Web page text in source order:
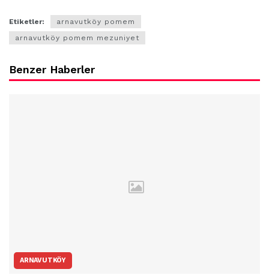
Etiketler:
arnavutköy pomem
arnavutköy pomem mezuniyet
Benzer Haberler
ARNAVUTKÖY